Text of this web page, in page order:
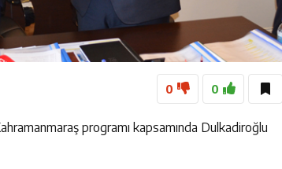
0
0
programı kapsamında Dulkadiroğlu